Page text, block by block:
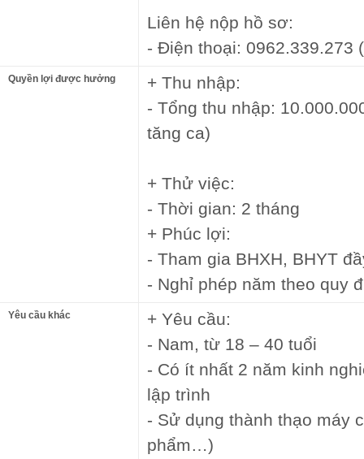
Liên hệ nộp hồ sơ:
- Điện thoại: 0962.339.273
Quyền lợi được hưởng
+ Thu nhập:
- Tổng thu nhập:
tăng ca)
+ Thử việc:
- Thời gian: 2 tháng
+ Phúc lợi:
- Tham gia BHXH, BHYT
- Nghỉ phép năm theo quy
Yêu cầu khác
+ Yêu cầu:
- Nam, từ 18 – 40 tuổi
- Có ít nhất 2 năm kinh
lập trình
- Sử dụng thành thạo máy
phẩm…)